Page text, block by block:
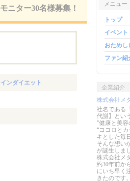
ニター30名様募集！
ンダイエット
メニュー
トップ
イベント
おためし
ファン紹
企業紹介
株式会社メ
社名である
代謝】とい
”健康と美
“ココロと
キとした毎
そんな想い
が誕生しま
株式会社メ
約30年前か
にいち早く
きたのです。